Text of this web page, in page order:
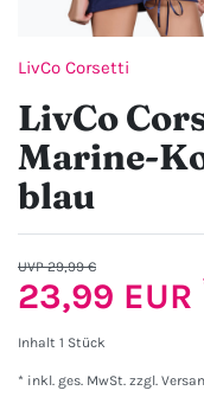
LivCo Corsetti
LivCo
Marine-
blau
UVP 29,99 €
23,99 EUR
Inhalt 1 Stück
* inkl. ges. MwSt. zzgl.